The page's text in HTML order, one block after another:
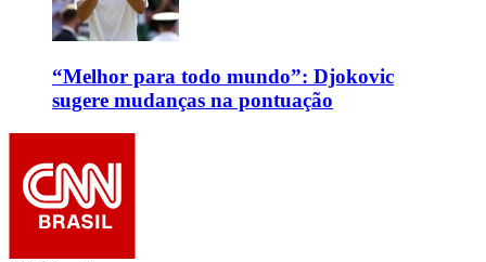
“Melhor para todo mundo”: Djokovic
sugere mudanças na pontuação